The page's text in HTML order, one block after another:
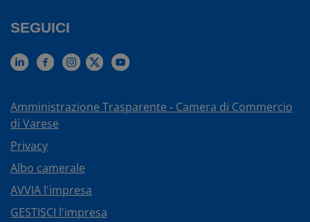
SEGUICI
Amministrazione Trasparente - Camera di Commercio
di Varese
Privacy
Albo camerale
AVVIA l'impresa
GESTISCI l'impresa